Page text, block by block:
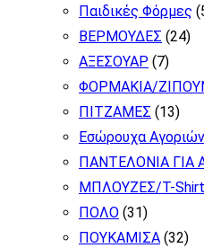
Παιδικές Φόρμες
ΒΕΡΜΟΥΔΕΣ (24)
ΑΞΕΣΟΥΑΡ (7)
ΦΟΡΜΑΚΙΑ/
ΠΙΤΖΑΜΕΣ (13)
Εσώρουχα Αγοριών
ΠΑΝΤΕΛΟΝΙΑ ΓΙΑ
ΜΠΛΟΥΖΕΣ/T-Shirt
ΠΟΛΟ (31)
ΠΟΥΚΑΜΙΣΑ (32)